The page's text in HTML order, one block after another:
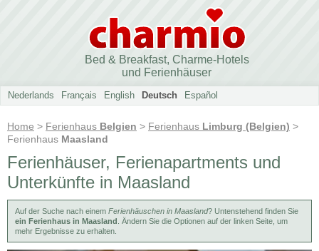
Bed & Breakfast, Charme-Hotels
und Ferienhäuser
Nederlands Français English Deutsch Español
Home > Ferienhaus Belgien > Ferienhaus Limburg (Belgien) >
Ferienhaus Maasland
Ferienhäuser, Ferienapartments und
Unterkünfte in Maasland
Auf der Suche nach einem Ferienhäuschen in Maasland? Untenstehend finden Sie
ein Ferienhaus in Maasland . Ändern Sie die Optionen auf der linken Seite, um
mehr Ergebnisse zu erhalten.